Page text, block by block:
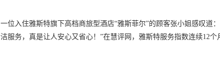
位入住雅斯特旗下高档商旅型酒店“雅斯菲尔”的顾客张小姐感叹道
服务，真是让人安心又省心！”在慧评网，雅斯特服务指数连续12个